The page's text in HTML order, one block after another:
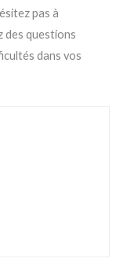
pas à
des questions
dans vos